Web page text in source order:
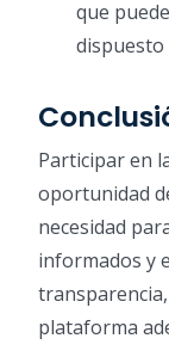
que
dispuesto
Participar en
oportunidad
necesidad
informados y
transparencia,
plataforma